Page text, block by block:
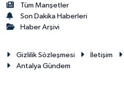
Tüm Manşetler
Son Dakika Haberleri
Haber Arşivi
Gizlilik Sözleşmesi İletişim
Antalya Gündem